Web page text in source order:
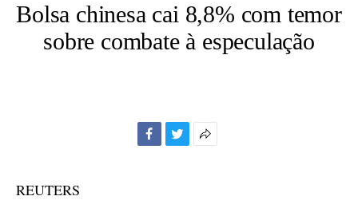
Bolsa chinesa cai 8,8% com temor
sobre combate à especulação
REUTERS